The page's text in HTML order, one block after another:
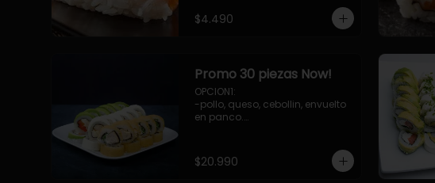
$4.490
Promo 30 piezas Now!
OPCION1:
-pollo, queso, cebollin, envuelto
en panco.
-palmito, pepino, queso,
envuelto ciboulette o sesamo.
$20.990